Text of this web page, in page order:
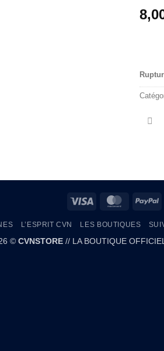
Visa MasterCard
L’ESPRIT CVN LES BOUTIQUES
© CVNSTORE// LA BOUTIQUE